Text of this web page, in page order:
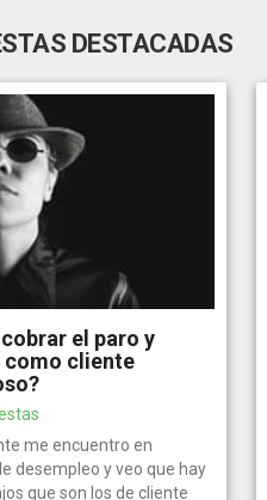
DESTACADAS
el paro y
cliente
me encuentro en
desempleo y veo que hay
que son los de cliente